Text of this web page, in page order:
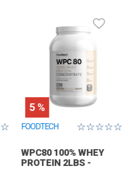
☆
5 %
FOODTECH ☆☆☆☆☆
WPC80 100% WHEY
PROTEIN 2LBS -